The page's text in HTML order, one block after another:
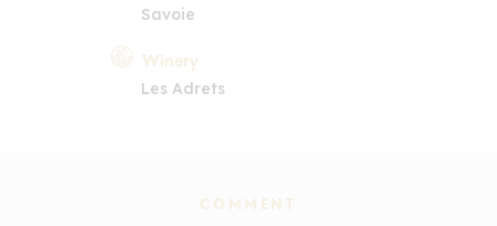
Savoie
Winery
Les Adrets
COMMENT